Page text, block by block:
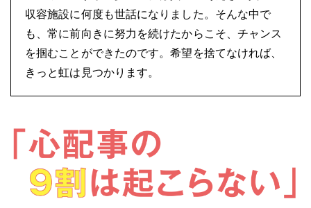
収容施設に何度も世話になりました。そんな中で
も、常に前向きに努力を続けたからこそ、チャンス
を掴むことができたのです。希望を捨てなければ、
きっと虹は見つかります。